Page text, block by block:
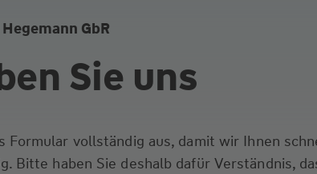
GbR
Sie uns
Formular vollständig aus, damit wir Ihnen
Bitte haben Sie deshalb dafür Verständnis,